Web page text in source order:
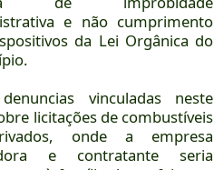
e não cumprimento
da Lei Orgânica do
vinculadas neste
licitações de combustíveis
onde a empresa
e contratante seria